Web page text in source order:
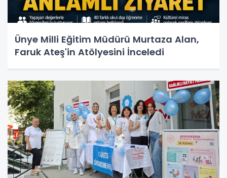
Ünye Milli Eğitim Müdürü Murtaza Alan,
Faruk Ateş'in Atölyesini İnceledi